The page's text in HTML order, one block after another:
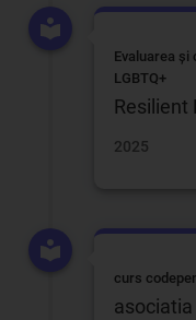
Evaluarea și
LGBTQ+
Resilient
2025
curs